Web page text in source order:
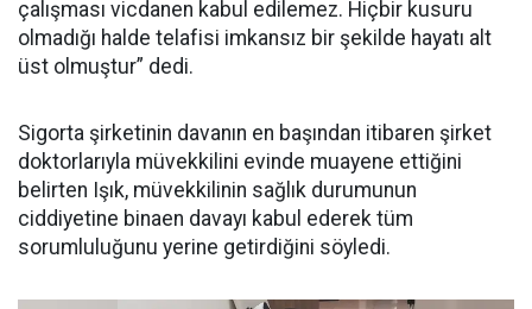
çalışması vicdanen kabul edilemez. Hiçbir kusuru
olmadığı halde telafisi imkansız bir şekilde hayatı alt
üst olmuştur” dedi.
Sigorta şirketinin davanın en başından itibaren şirket
doktorlarıyla müvekkilini evinde muayene ettiğini
belirten Işık, müvekkilinin sağlık durumunun
ciddiyetine binaen davayı kabul ederek tüm
sorumluluğunu yerine getirdiğini söyledi.